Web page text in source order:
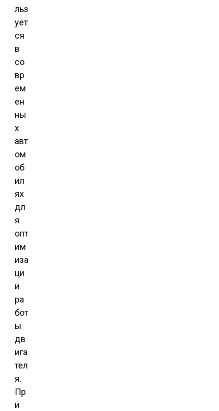
льз
ует
ся
в
со
вр
ем
ен
ны
х
авт
ом
об
ил
ях
дл
я
опт
им
иза
ци
и
ра
бот
ы
дв
ига
тел
я.
Пр
и